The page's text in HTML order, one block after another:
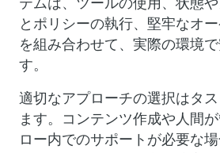
とポリシーの執行、堅牢なオ
を組み合わせて、実際の環境
す。
適切なアプローチの選択はタ
ます。コンテンツ作成や人間
ロー内でのサポートが必要な